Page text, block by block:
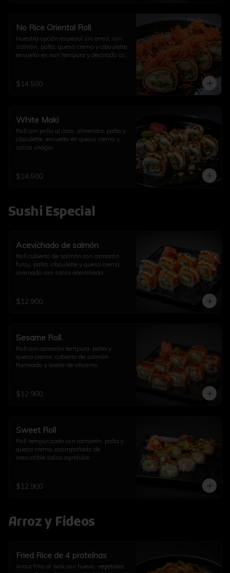
No Rice Oriental Roll
Nuestra opción especial sin arroz, con
salmón, palta, queso crema y ciboulette,
envuelto en nori tempura y decorado con
$14.500
White Maki
Roll con pollo al coco, almendra, palta y
ciboulette, envuelto en queso crema y
salsa unagui.
$14.500
Sushi Especial
Acevichado de salmón
Roll cubierto de salmón con camarón
furay, palta, ciboulette y queso crema,
coronado con salsa acevichada.
$12.900
Sesame Roll.
Roll con camarón tempura, palta y
queso crema, cubierto de salmón
flameado y aceite de sésamo.
$12.900
Sweet Roll
Roll tempurizado con camarón, palta y
queso crema, acompañado de
irresistible salsa agridulce.
$12.900
Arroz y Fideos
Fried Rice de 4 proteínas
Arroz frito al wok con huevo, vegetales,